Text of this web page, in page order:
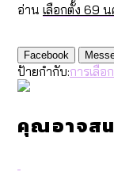
อ่าน เลือกตั้ง 69
Facebook
ป้ายกำกับ:การเลือ
คุณอาจส